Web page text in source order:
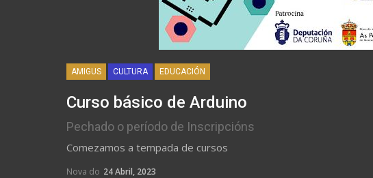
AMIGUS CULTURA EDUCACIÓN
Curso básico de Arduino
Pechado o período de Inscripcións
Comezamos a tempada de cursos
Nova do 24 Abril, 2023